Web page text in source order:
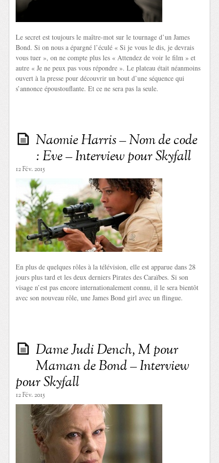
Le secret est toujours le maître-mot sur le tournage d’un James
Bond. Si on nous a épargné l’éculé « Si je vous le dis, je devrais
vous tuer », on ne compte plus les « Attendez de voir le film » et
autre « Je ne peux pas vous répondre ». Le plateau était néanmoins
ouvert à la presse pour découvrir un bout d’une séquence qui
s’annonce époustouflante. Et ce ne sera pas la seule.
Naomie Harris – Nom de code
: Eve – Interview pour Skyfall
12 Fév. 2015
En plus de quelques rôles à la télévision, elle est apparue dans 28
jours plus tard et les deux derniers Pirates des Caraïbes. Si son
visage n’est pas encore internationalement connu, il le sera bientôt
avec son nouveau rôle, une James Bond girl avec un flingue.
Dame Judi Dench, M pour
Maman de Bond – Interview
pour Skyfall
12 Fév. 2015